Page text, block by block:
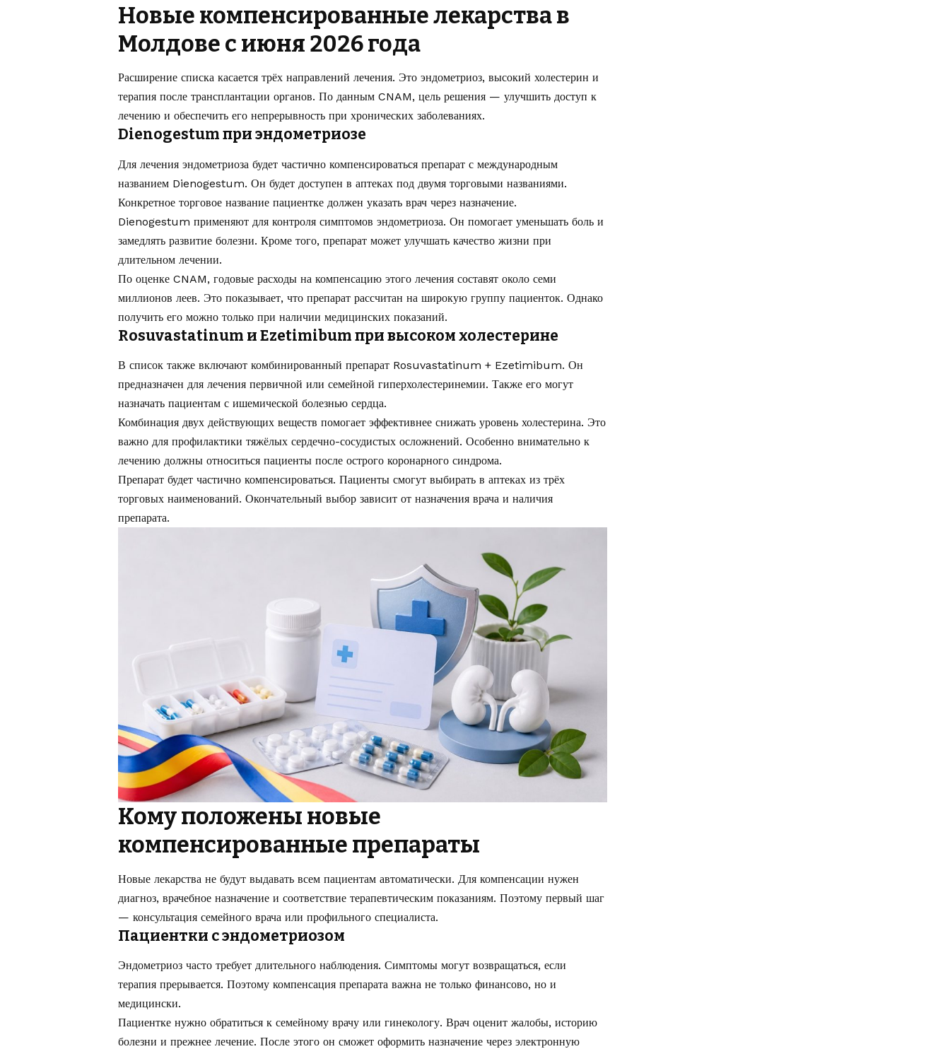
Новые компенсированные лекарства в
Молдове с июня 2026 года
Расширение списка касается трёх направлений лечения. Это эндометриоз, высокий холестерин и
терапия после трансплантации органов. По данным CNAM, цель решения — улучшить доступ к
лечению и обеспечить его непрерывность при хронических заболеваниях.
Dienogestum при эндометриозе
Для лечения эндометриоза будет частично компенсироваться препарат с международным
названием Dienogestum. Он будет доступен в аптеках под двумя торговыми названиями.
Конкретное торговое название пациентке должен указать врач через назначение.
Dienogestum применяют для контроля симптомов эндометриоза. Он помогает уменьшать боль и
замедлять развитие болезни. Кроме того, препарат может улучшать качество жизни при
длительном лечении.
По оценке CNAM, годовые расходы на компенсацию этого лечения составят около семи
миллионов леев. Это показывает, что препарат рассчитан на широкую группу пациенток. Однако
получить его можно только при наличии медицинских показаний.
Rosuvastatinum и Ezetimibum при высоком холестерине
В список также включают комбинированный препарат Rosuvastatinum + Ezetimibum. Он
предназначен для лечения первичной или семейной гиперхолестеринемии. Также его могут
назначать пациентам с ишемической болезнью сердца.
Комбинация двух действующих веществ помогает эффективнее снижать уровень холестерина. Это
важно для профилактики тяжёлых сердечно-сосудистых осложнений. Особенно внимательно к
лечению должны относиться пациенты после острого коронарного синдрома.
Препарат будет частично компенсироваться. Пациенты смогут выбирать в аптеках из трёх
торговых наименований. Окончательный выбор зависит от назначения врача и наличия
препарата.
Кому положены новые
компенсированные препараты
Новые лекарства не будут выдавать всем пациентам автоматически. Для компенсации нужен
диагноз, врачебное назначение и соответствие терапевтическим показаниям. Поэтому первый шаг
— консультация семейного врача или профильного специалиста.
Пациентки с эндометриозом
Эндометриоз часто требует длительного наблюдения. Симптомы могут возвращаться, если
терапия прерывается. Поэтому компенсация препарата важна не только финансово, но и
медицински.
Пациентке нужно обратиться к семейному врачу или гинекологу. Врач оценит жалобы, историю
болезни и прежнее лечение. После этого он сможет оформить назначение через электронную